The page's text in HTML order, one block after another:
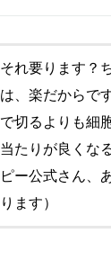
それ要ります？
は、楽だからで
で切るよりも細
当たりが良くな
ピー公式さん、
ります）